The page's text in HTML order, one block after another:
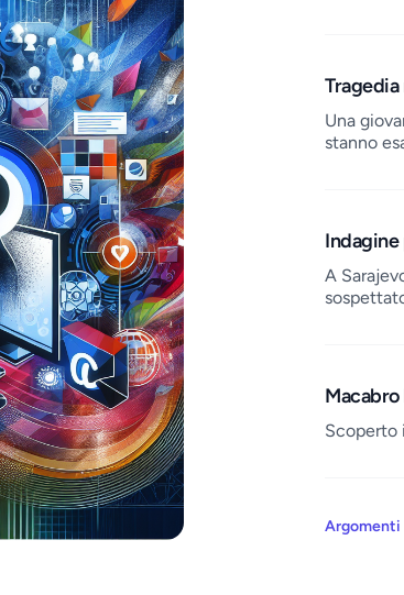
Una
stanno
A
Scoperto
Argomenti